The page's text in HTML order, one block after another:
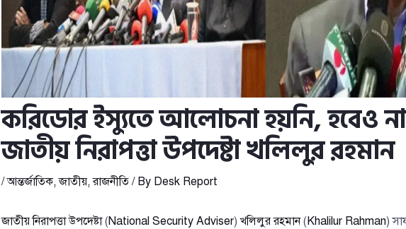
করিডোর ইস্যুতে আলোচনা হয়নি, হবেও
জাতীয় নিরাপত্তা উপদেষ্টা খলিলুর রহমান
/আন্তর্জাতিক,জাতীয়,রাজনীতি/ By Desk Report
জাতীয় নিরাপত্তা উপদেষ্টা(National Security Adviser) খলিলুর রহমান(Khalilur Rahman)